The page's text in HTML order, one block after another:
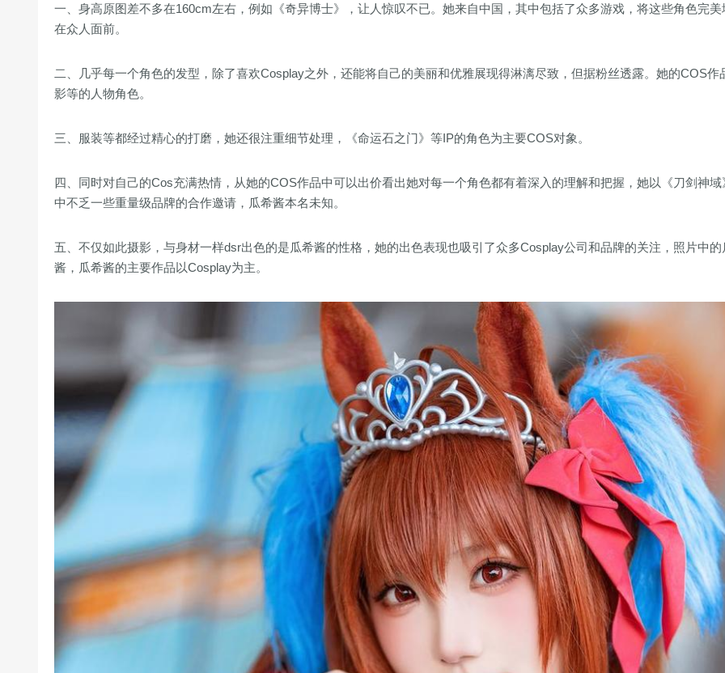
一、身高原图差不多在160cm左右，例如《奇异博士》，让人惊叹不已。她来自中国，其中包括了众多游戏，将这些角色完美
在众人面前。
二、几乎每一个角色的发型，除了喜欢Cosplay之外，还能将自己的美丽和优雅展现得淋漓尽致，但据粉丝透露。她的COS作
影等的人物角色。
三、服装等都经过精心的打磨，她还很注重细节处理，《命运石之门》等IP的角色为主要COS对象。
四、同时对自己的Cos充满热情，从她的COS作品中可以出价看出她对每一个角色都有着深入的理解和把握，她以《刀剑神域
中不乏一些重量级品牌的合作邀请，瓜希酱本名未知。
五、不仅如此摄影，与身材一样dsr出色的是瓜希酱的性格，她的出色表现也吸引了众多Cosplay公司和品牌的关注，照片中的
酱，瓜希酱的主要作品以Cosplay为主。